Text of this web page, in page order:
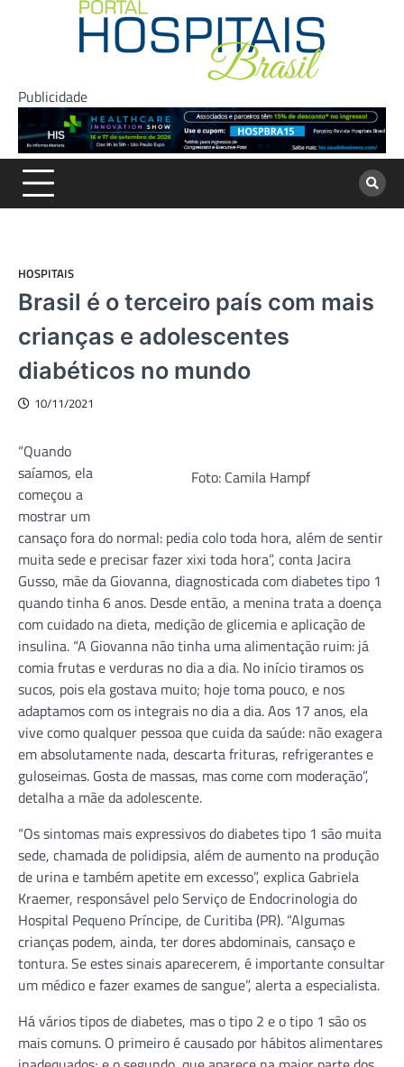
Publicidade
HOSPITAIS
Brasil é o terceiro país com mais
crianças e adolescentes
diabéticos no mundo
10/11/2021
Foto: Camila Hampf
“Quando
saíamos, ela
começou a
mostrar um
cansaço fora do normal: pedia colo toda hora, além de sentir
muita sede e precisar fazer xixi toda hora”, conta Jacira
Gusso, mãe da Giovanna, diagnosticada com diabetes tipo 1
quando tinha 6 anos. Desde então, a menina trata a doença
com cuidado na dieta, medição de glicemia e aplicação de
insulina. “A Giovanna não tinha uma alimentação ruim: já
comia frutas e verduras no dia a dia. No início tiramos os
sucos, pois ela gostava muito; hoje toma pouco, e nos
adaptamos com os integrais no dia a dia. Aos 17 anos, ela
vive como qualquer pessoa que cuida da saúde: não exagera
em absolutamente nada, descarta frituras, refrigerantes e
guloseimas. Gosta de massas, mas come com moderação”,
detalha a mãe da adolescente.
“Os sintomas mais expressivos do diabetes tipo 1 são muita
sede, chamada de polidipsia, além de aumento na produção
de urina e também apetite em excesso”, explica Gabriela
Kraemer, responsável pelo Serviço de Endocrinologia do
Hospital Pequeno Príncipe, de Curitiba (PR). “Algumas
crianças podem, ainda, ter dores abdominais, cansaço e
tontura. Se estes sinais aparecerem, é importante consultar
um médico e fazer exames de sangue”, alerta a especialista.
Há vários tipos de diabetes, mas o tipo 2 e o tipo 1 são os
mais comuns. O primeiro é causado por hábitos alimentares